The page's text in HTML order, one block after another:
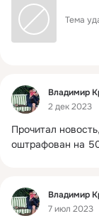
Тема
Фид
Владимир
2 дек 2023
Прочитал
оштрафован на
Фид Владимир
7 июл 2023